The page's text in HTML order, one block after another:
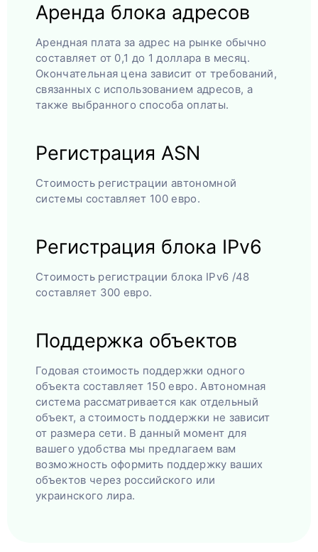
Аренда блока адресов
Арендная плата за адрес на рынке обычно
составляет от 0,1 до 1 доллара в месяц.
Окончательная цена зависит от требований,
связанных с использованием адресов, а
также выбранного способа оплаты.
Регистрация ASN
Стоимость регистрации автономной
системы составляет 100 евро.
Регистрация блока IPv6
Стоимость регистрации блока IPv6 /48
составляет 300 евро.
Поддержка объектов
Годовая стоимость поддержки одного
объекта составляет 150 евро. Автономная
система рассматривается как отдельный
объект, а стоимость поддержки не зависит
от размера сети. В данный момент для
вашего удобства мы предлагаем вам
возможность оформить поддержку ваших
объектов через российского или
украинского лира.